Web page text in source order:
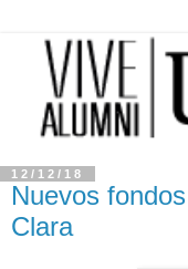
12/12/18
Nuevos
Clara